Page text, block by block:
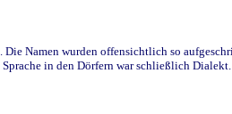
Namen wurden offensichtlich so
in den Dörfern war schließlich